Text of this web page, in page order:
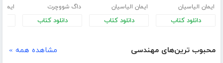
ایمان الیاسیان
دانلود کتاب
ایمان الیاسیان
دانلود کتاب
داگ شووچرت
دانلود کتاب
محبوب ترین‌های مهندسی مشاهده همه »